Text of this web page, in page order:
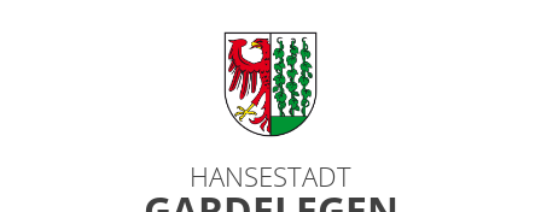
HANSESTADT